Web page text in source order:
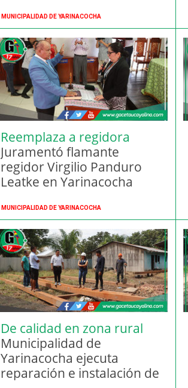
MUNICIPALIDAD DE YARINACOCHA
Reemplaza a regidora
vacada
Juramentó flamante
regidor Virgilio Panduro
Leatke en Yarinacocha
MUNICIPALIDAD DE YARINACOCHA
De calidad en zona rural
Municipalidad de
Yarinacocha ejecuta
reparación e instalación de